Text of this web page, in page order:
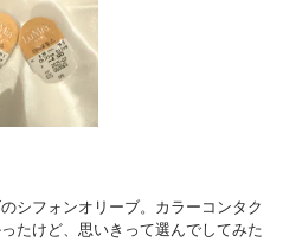
シフォンオリーブ。カラーコンタク
たけど、思いきって選んでしてみた